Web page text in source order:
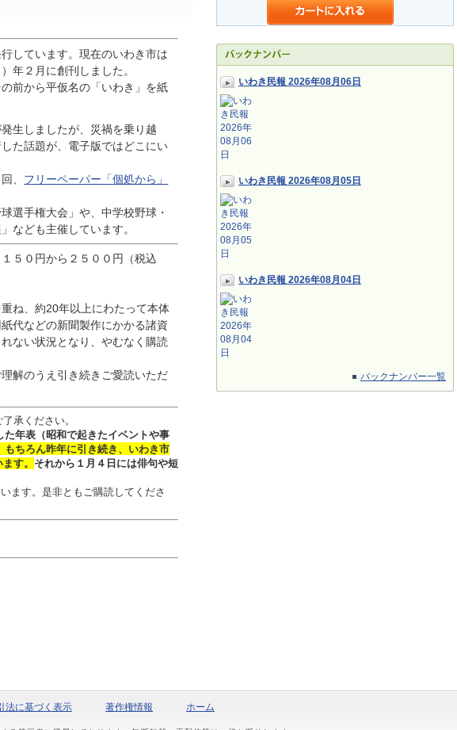
いわき民報 2026年08月06日
いわき民報 2026年08月05日
いわき民報 2026年08月04日
バックナンバー一覧
しています。現在のいわき市は
年２月に創刊しました。
前から平仮名の「いわき」を紙
生しましたが、災禍を乗り越
た話題が、電子版ではどこにい
、 フリーペーパー「個処から」
選手権大会」や、中学校野球・
なども主催しています。
５０円から２５００円（税込
ね、約20年以上にわたって本体
代などの新聞製作にかかる諸資
ない状況となり、やむなく購読
解のうえ引き続きご愛読いただ
承ください。
年表（昭和で起きたイベントや事
もちろん昨年に引き続き、いわき市
す。 それから１月４日には俳句や短
ます。是非ともご購読してくださ
法に基づく表示 著作権情報 ホーム